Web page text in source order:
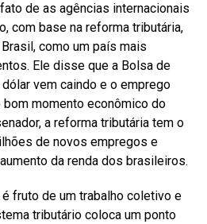
de as agências internacionais
com base na reforma tributária,
como um país mais
Ele disse que a Bolsa de
vem caindo e o emprego
momento econômico do
a reforma tributária tem o
de novos empregos e
da renda dos brasileiros.
fruto de um trabalho coletivo e
tributário coloca um ponto